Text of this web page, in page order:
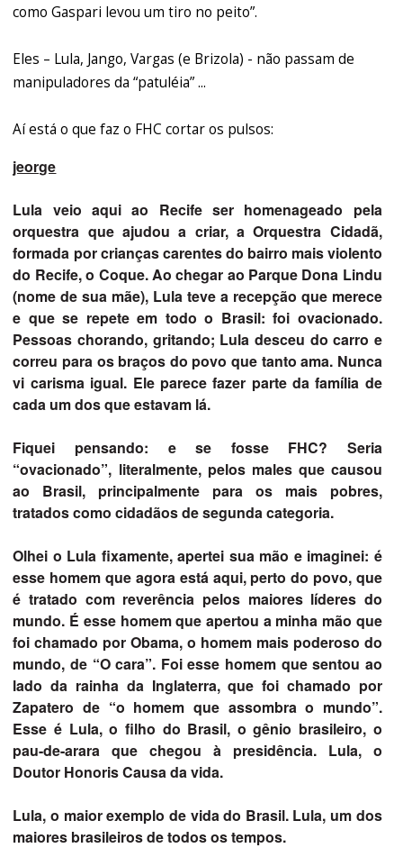
como Gaspari levou um tiro no peito”.
Eles – Lula, Jango, Vargas (e Brizola) - não passam de
manipuladores da “patuléia” ...
Aí está o que faz o FHC cortar os pulsos:
jeorge
Lula veio aqui ao Recife ser homenageado pela
orquestra que ajudou a criar, a Orquestra Cidadã,
formada por crianças carentes do bairro mais violento
do Recife, o Coque. Ao chegar ao Parque Dona Lindu
(nome de sua mãe), Lula teve a recepção que merece
e que se repete em todo o Brasil: foi ovacionado.
Pessoas chorando, gritando; Lula desceu do carro e
correu para os braços do povo que tanto ama. Nunca
vi carisma igual. Ele parece fazer parte da família de
cada um dos que estavam lá.
Fiquei pensando: e se fosse FHC? Seria
“ovacionado”, literalmente, pelos males que causou
ao Brasil, principalmente para os mais pobres,
tratados como cidadãos de segunda categoria.
Olhei o Lula fixamente, apertei sua mão e imaginei: é
esse homem que agora está aqui, perto do povo, que
é tratado com reverência pelos maiores líderes do
mundo. É esse homem que apertou a minha mão que
foi chamado por Obama, o homem mais poderoso do
mundo, de “O cara”. Foi esse homem que sentou ao
lado da rainha da Inglaterra, que foi chamado por
Zapatero de “o homem que assombra o mundo”.
Esse é Lula, o filho do Brasil, o gênio brasileiro, o
pau-de-arara que chegou à presidência. Lula, o
Doutor Honoris Causa da vida.
Lula, o maior exemplo de vida do Brasil. Lula, um dos
maiores brasileiros de todos os tempos.